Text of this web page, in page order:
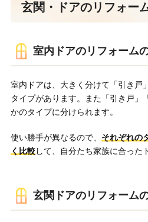
玄関・ドアのリフォー
室内ドアのリフォーム
室内ドアは、大きく分けて「引き戸
タイプがあります。また「引き戸」
かのタイプに分けられます。
使い勝手が異なるので、 それぞれの
く比較して、自分たち家族に合った
玄関ドアのリフォーム